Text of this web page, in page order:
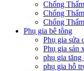
Chống
Chống
Chống
Phụ gia bê tông
Phụ gia sửa
Phụ gia sản
phụ gia tăng
phụ gia hỗ